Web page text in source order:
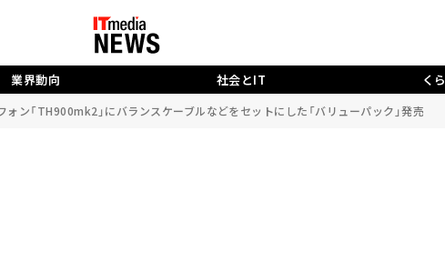
業界動向 社会とIT く
ォン「TH900mk2」にバランスケーブルなどをセットにした「バリューパック」発売